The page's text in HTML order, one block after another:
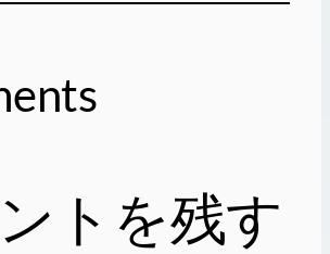
トを残す